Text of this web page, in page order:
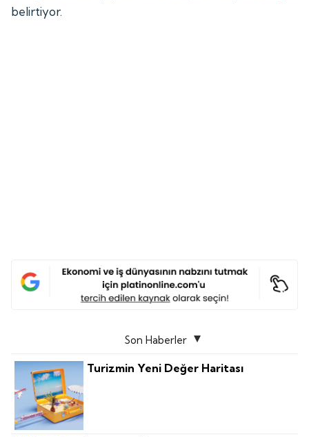
belirtiyor.
Son Haberler
Turizmin Yeni Değer Haritası